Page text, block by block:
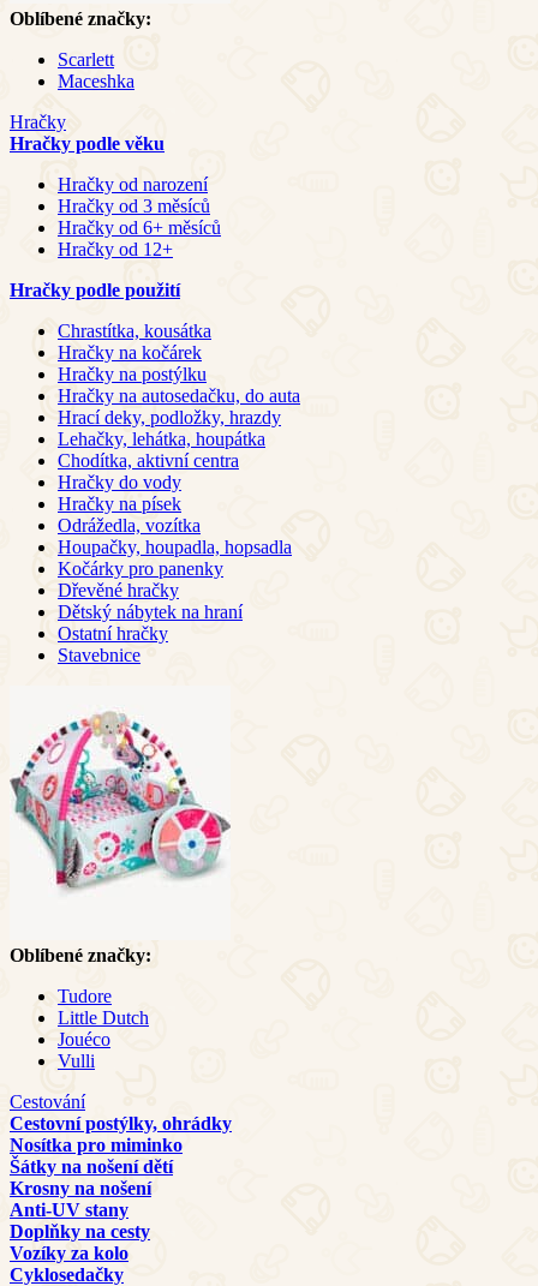
Oblíbené značky:
Scarlett
Maceshka
Hračky
Hračky podle věku
Hračky od narození
Hračky od 3 měsíců
Hračky od 6+ měsíců
Hračky od 12+
Hračky podle použití
Chrastítka, kousátka
Hračky na kočárek
Hračky na postýlku
Hračky na autosedačku, do auta
Hrací deky, podložky, hrazdy
Lehačky, lehátka, houpátka
Chodítka, aktivní centra
Hračky do vody
Hračky na písek
Odrážedla, vozítka
Houpačky, houpadla, hopsadla
Kočárky pro panenky
Dřevěné hračky
Dětský nábytek na hraní
Ostatní hračky
Stavebnice
Oblíbené značky:
Tudore
Little Dutch
Jouéco
Vulli
Cestování
Cestovní postýlky, ohrádky
Nosítka pro miminko
Šátky na nošení dětí
Krosny na nošení
Anti-UV stany
Doplňky na cesty
Vozíky za kolo
Cyklosedačky